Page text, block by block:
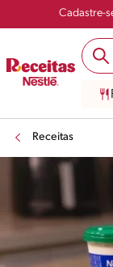
Cadastre-
Receitas